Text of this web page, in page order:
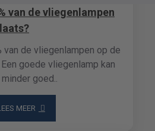
van de vliegenlampen
van de vliegenlampen op de
goede vliegenlamp kan
goed..
MEER